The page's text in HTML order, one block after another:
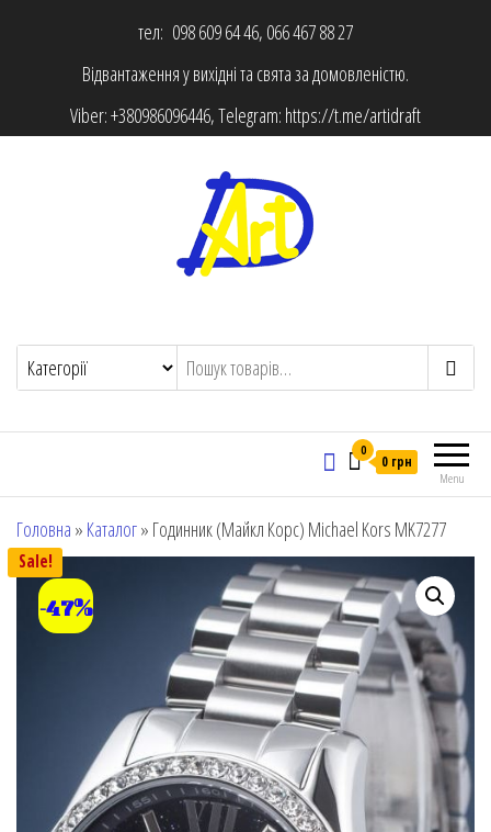
тел: 098 609 64 46, 066 467 88 27
Відвантаження у вихідні та свята за домовленістю.
Viber:+380986096446, Telegram: https://t.me/artidraft
Menu
0
0 грн
Головна » Каталог» Годинник (Майкл Корс) Michael Kors MK7277
Sale!
-47%